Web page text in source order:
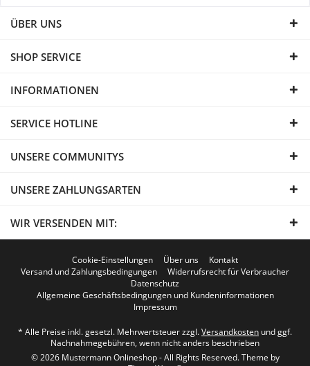
ÜBER UNS
SHOP SERVICE
INFORMATIONEN
SERVICE HOTLINE
UNSERE COMMUNITYS
UNSERE ZAHLUNGSARTEN
WIR VERSENDEN MIT:
Cookie-Einstellungen Über uns
Kontakt
Versand und Zahlungsbedingungen
Widerrufsrecht für Verbraucher
Datenschutz
Allgemeine Geschäftsbedingungen und Kundeninformationen
Impressum
* Alle Preise inkl. gesetzl. Mehrwertsteuer zzgl.Versandkosten und ggf.
Nachnahmegebühren, wenn nicht anders beschrieben
© 2026 Mustermann Onlineshop - All Rights Reserved. Theme by